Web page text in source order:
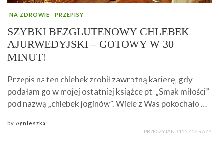
NA ZDROWIE PRZEPISY
SZYBKI BEZGLUTENOWY CHLEBEK
AJURWEDYJSKI – GOTOWY W 30
MINUT!
Przepis na ten chlebek zrobił zawrotną karierę, gdy
podałam go w mojej ostatniej książce pt. „Smak miłości”
pod nazwą „chlebek joginów”. Wiele z Was pokochało …
by Agnieszka
PRZECZYTANO 155 456 RAZY